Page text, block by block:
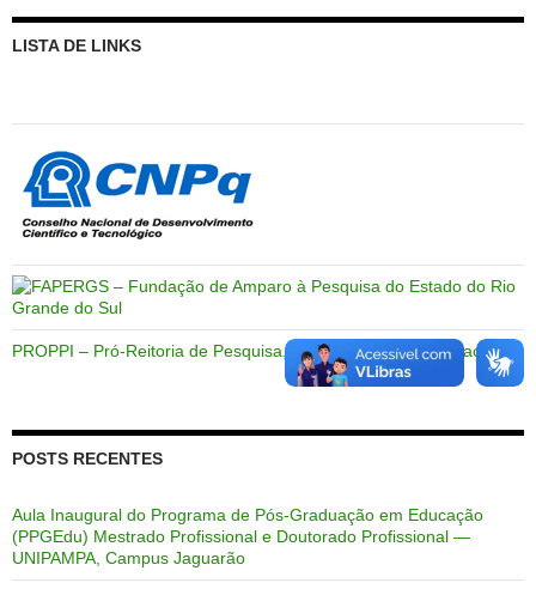
LISTA DE LINKS
PROPPI – Pró-Reitoria de Pesquisa, Pós-Graduação e Inovação
POSTS RECENTES
Aula Inaugural do Programa de Pós-Graduação em Educação
(PPGEdu) Mestrado Profissional e Doutorado Profissional —
UNIPAMPA, Campus Jaguarão